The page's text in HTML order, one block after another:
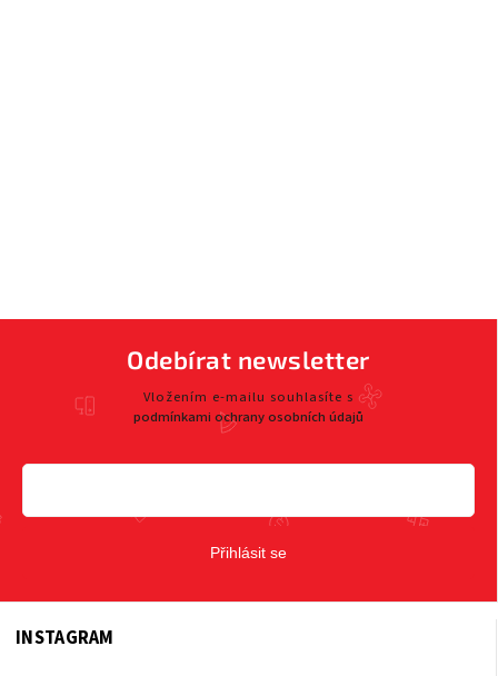
Odebírat newsletter
Vložením e-mailu souhlasíte s
podmínkami ochrany osobních údajů
Přihlásit se
INSTAGRAM